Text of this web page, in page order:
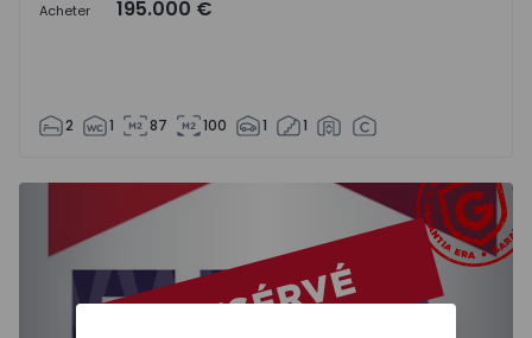
Acheter 195.000 €
2 1 87 100 1 1
Appartement T2 Santa Maria da Feira, Rio Meão -